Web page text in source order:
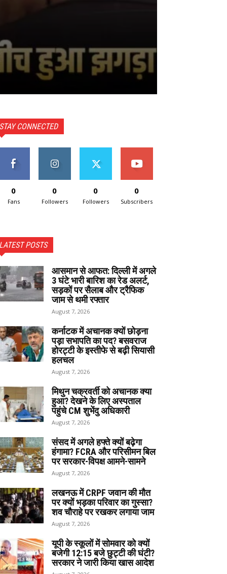
STAY CONNECTED
0
Fans
0
Followers
0
Followers
0
Subscribers
LATEST POSTS
आसमान से आफत: दिल्ली में अगले
3 घंटे भारी बारिश का रेड अलर्ट,
सड़कों पर सैलाब और ट्रैफिक
जाम से थमी रफ्तार
August 7, 2026
कर्नाटक में अचानक क्यों छोड़ना
पड़ा सभापति का पद? बसवराज
होरट्टी के इस्तीफे से बढ़ी सियासी
हलचल
August 7, 2026
मिथुन चक्रवर्ती को अचानक क्या
हुआ? देखने के लिए अस्पताल
पहुंचे CM शुभेंदु अधिकारी
August 7, 2026
संसद में अगले हफ्ते क्यों बढ़ेगा
हंगामा? FCRA और परिसीमन बिल
पर सरकार-विपक्ष आमने-सामने
August 7, 2026
लखनऊ में CRPF जवान की मौत
पर क्यों भड़का परिवार का गुस्सा?
शव चौराहे पर रखकर लगाया जाम
August 7, 2026
यूपी के स्कूलों में सोमवार को क्यों
बजेगी 12:15 बजे छुट्टी की घंटी?
सरकार ने जारी किया खास आदेश